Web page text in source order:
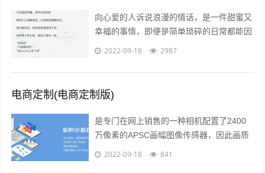
向心爱的人诉说浪漫的情话，是一件甜蜜又
幸福的事情，即便是简单琐碎的日常都能因
此变得粉红起来下面就给大家分享一些简短
2022-09-18 2987
电商定制(电商定制版)
是专门在网上销售的一种相机配置了2400
万像素的APSC画幅图像传感器，因此画质
上的表现是令人信服的相位检测和对比度检
2022-09-18 841